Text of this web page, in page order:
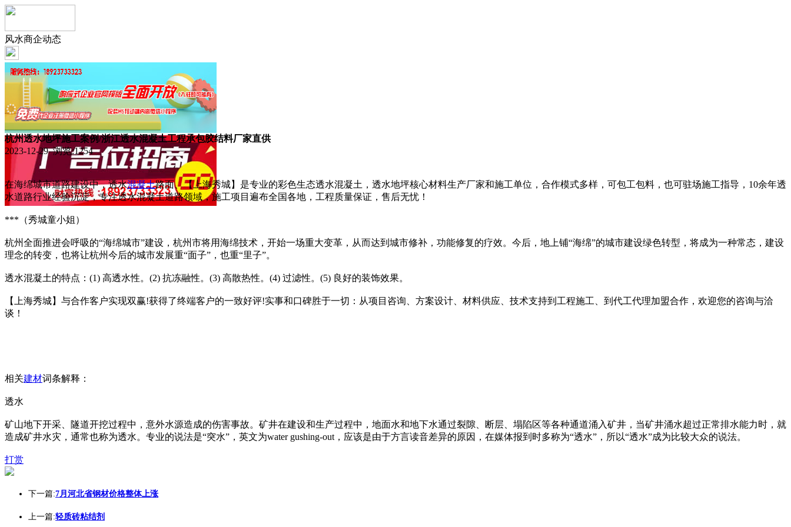
风水商企动态
杭州透水地坪施工案例/浙江透水混凝土工程承包胶结料厂家直供
2023-12-29 浏览:1254
在海绵城市道路建设中，透水混凝土路面、【上海秀城】是专业的彩色生态透水混凝土，透水地坪核心材料生产厂家和施工单位，合作模式多样，可包工包料，也可驻场施工指导，10余年透
水道路行业经验沉淀，专注透水混凝土道路领域，施工项目遍布全国各地，工程质量保证，售后无忧！
***（秀城童小姐）
杭州全面推进会呼吸的“海绵城市”建设，杭州市将用海绵技术，开始一场重大变革，从而达到城市修补，功能修复的疗效。今后，地上铺“海绵”的城市建设绿色转型，将成为一种常态，建设
理念的转变，也将让杭州今后的城市发展重“面子”，也重“里子”。
透水混凝土的特点：(1) 高透水性。(2) 抗冻融性。(3) 高散热性。(4) 过滤性。(5) 良好的装饰效果。
【上海秀城】与合作客户实现双赢!获得了终端客户的一致好评!实事和口碑胜于一切：从项目咨询、方案设计、材料供应、技术支持到工程施工、到代工代理加盟合作，欢迎您的咨询与洽
谈！
相关建材词条解释：
透水
矿山地下开采、隧道开挖过程中，意外水源造成的伤害事故。矿井在建设和生产过程中，地面水和地下水通过裂隙、断层、塌陷区等各种通道涌入矿井，当矿井涌水超过正常排水能力时，就
造成矿井水灾，通常也称为透水。专业的说法是“突水”，英文为water gushing-out，应该是由于方言读音差异的原因，在媒体报到时多称为“透水”，所以“透水”成为比较大众的说法。
打赏
下一篇:7月河北省钢材价格整体上涨
上一篇:轻质砖粘结剂